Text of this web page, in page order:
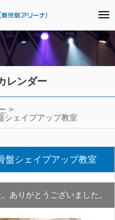
レンダー
ェイプアップ教室
シェイプアップ教室
ありがとうございました。